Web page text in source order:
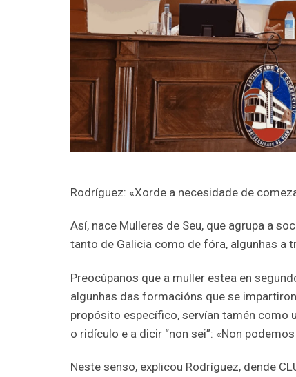
Rodríguez: «Xorde a necesidade de
Así, nace Mulleres de Seu, que agrupa a
tanto de Galicia como de fóra, algunhas a
Preocúpanos que a muller estea en
algunhas das formacións que se
propósito específico, servían tamén como
o ridículo e a dicir “non sei”: «Non
Neste senso, explicou Rodríguez, dende